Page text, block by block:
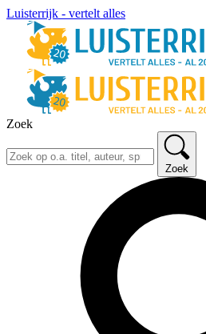
Luisterrijk - vertelt alles
Zoek
Zoek